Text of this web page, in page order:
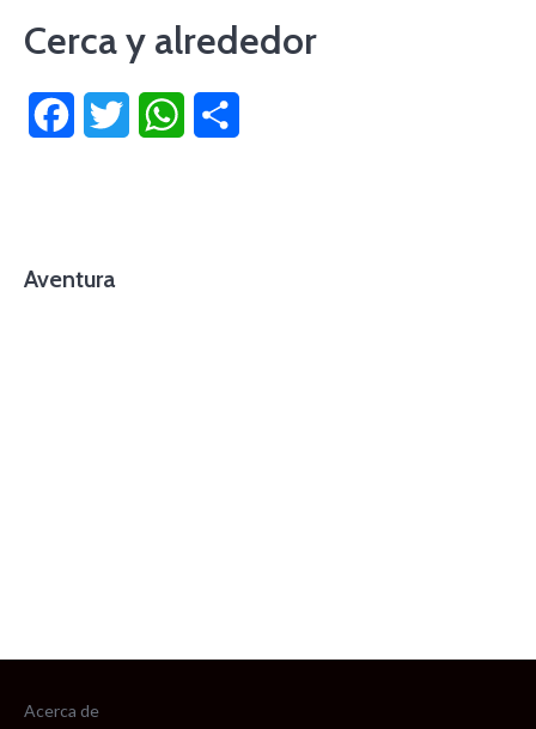
Cerca y alrededor
FacebookTwitter WhatsApp
Aventura
Acerca de